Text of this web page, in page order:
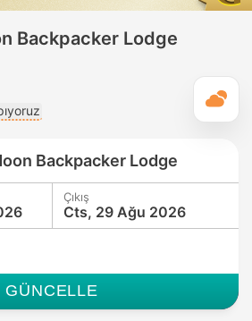
Backpacker Lodge
Backpacker Lodge
Çıkış
Cts, 29 Ağu 2026
GÜNCELLE